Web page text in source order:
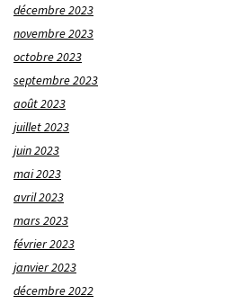
décembre 2023
novembre 2023
octobre 2023
septembre 2023
août 2023
juillet 2023
juin 2023
mai 2023
avril 2023
mars 2023
février 2023
janvier 2023
décembre 2022